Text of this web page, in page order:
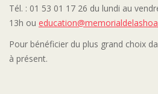
Tél. : 01 53 01 17 26 du lundi au
13h ou
Pour bénéficier du plus grand choix
à présent.